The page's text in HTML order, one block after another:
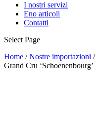
I nostri servizi
Eno articoli
Contatti
Select Page
Home /Nostre importazioni /
Grand Cru ‘Schoenenbourg’